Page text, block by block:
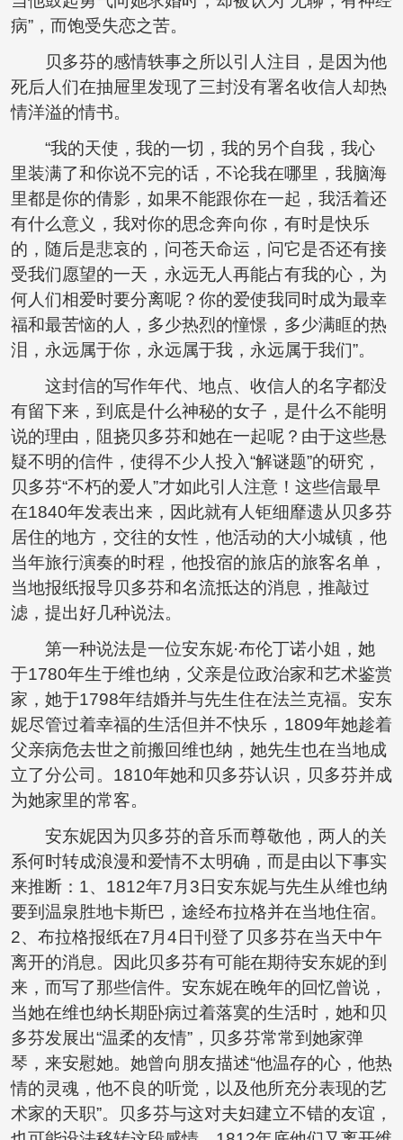
病”，而饱受失恋之苦。
贝多芬的感情轶事之所以引人注目，是因为他
死后人们在抽屉里发现了三封没有署名收信人却热
情洋溢的情书。
“我的天使，我的一切，我的另个自我，我心
里装满了和你说不完的话，不论我在哪里，我脑海
里都是你的倩影，如果不能跟你在一起，我活着还
有什么意义，我对你的思念奔向你，有时是快乐
的，随后是悲哀的，问苍天命运，问它是否还有接
受我们愿望的一天，永远无人再能占有我的心，为
何人们相爱时要分离呢？你的爱使我同时成为最幸
福和最苦恼的人，多少热烈的憧憬，多少满眶的热
泪，永远属于你，永远属于我，永远属于我们”。
这封信的写作年代、地点、收信人的名字都没
有留下来，到底是什么神秘的女子，是什么不能明
说的理由，阻挠贝多芬和她在一起呢？由于这些悬
疑不明的信件，使得不少人投入“解谜题”的研究，
贝多芬“不朽的爱人”才如此引人注意！这些信最早
在1840年发表出来，因此就有人钜细靡遗从贝多芬
居住的地方，交往的女性，他活动的大小城镇，他
当年旅行演奏的时程，他投宿的旅店的旅客名单，
当地报纸报导贝多芬和名流抵达的消息，推敲过
滤，提出好几种说法。
第一种说法是一位安东妮·布伦丁诺小姐，她
于1780年生于维也纳，父亲是位政治家和艺术鉴赏
家，她于1798年结婚并与先生住在法兰克福。安东
妮尽管过着幸福的生活但并不快乐，1809年她趁着
父亲病危去世之前搬回维也纳，她先生也在当地成
立了分公司。1810年她和贝多芬认识，贝多芬并成
为她家里的常客。
安东妮因为贝多芬的音乐而尊敬他，两人的关
系何时转成浪漫和爱情不太明确，而是由以下事实
来推断：1、1812年7月3日安东妮与先生从维也纳
要到温泉胜地卡斯巴，途经布拉格并在当地住宿。
2、布拉格报纸在7月4日刊登了贝多芬在当天中午
离开的消息。因此贝多芬有可能在期待安东妮的到
来，而写了那些信件。安东妮在晚年的回忆曾说，
当她在维也纳长期卧病过着落寞的生活时，她和贝
多芬发展出“温柔的友情”，贝多芬常常到她家弹
琴，来安慰她。她曾向朋友描述“他温存的心，他热
情的灵魂，他不良的听觉，以及他所充分表现的艺
术家的天职”。贝多芬与这对夫妇建立不错的友谊，